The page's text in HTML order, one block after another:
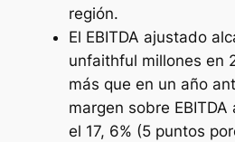
región.
El EBITDA ajustado
unfaithful millones en
más que en un año
margen sobre
el 17, 6% (5 puntos